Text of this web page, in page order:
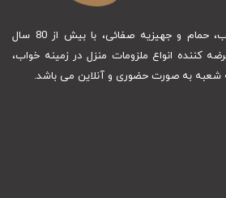
فروشگاه اینترنتی کالای خواب، حمام و جهیزیه صفائی، با بیش از 80 سال
انواع ملزومات منزل در زمینه خواب،
به صورت حضوری و آنلاین می باشد.